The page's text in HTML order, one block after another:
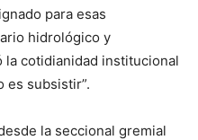
para esas
hidrológico y
cotidianidad institucional
es subsistir”.
la seccional gremial